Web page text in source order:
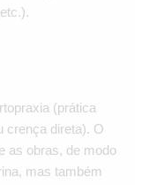
(prática
crença direta). O
as obras, de modo
mas também